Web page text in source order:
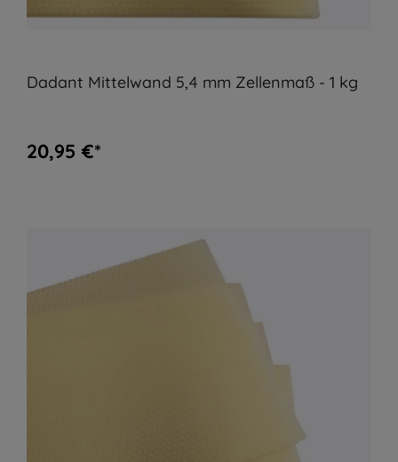
Dadant Mittelwand 5,4 mm Zellenmaß - 1 kg
20,95 €*